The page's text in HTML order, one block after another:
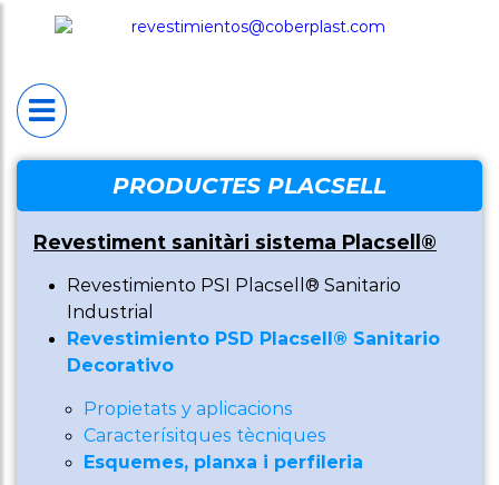
INICI PLACSELL®
Placsell® Sanitario
Decorativo (PSD)
Antimicrobiano
(PSA)
Techos (PST)
Productes
PRODUCTES PLACSELL
Revestiment sanitàri sistema Placsell®
Revestimiento PSI Placsell® Sanitario
Industrial
Revestimiento PSD Placsell® Sanitario
Decorativo
Propietats y aplicacions
Caracterísitques tècniques
Esquemes, planxa i perfileria